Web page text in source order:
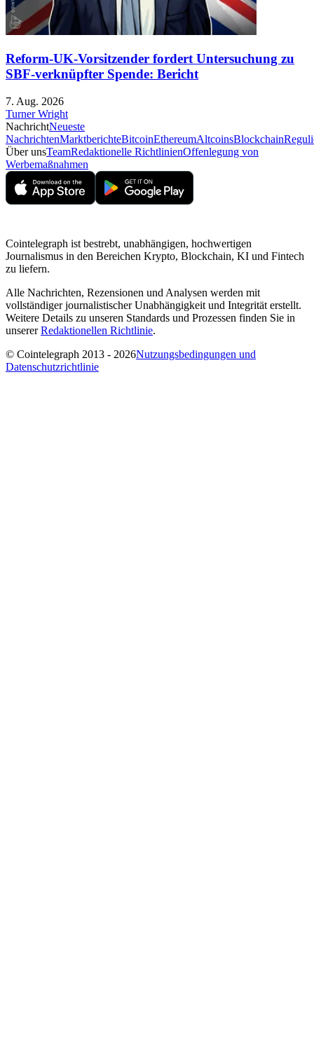
Reform-UK-Vorsitzender fordert Untersuchung zu
SBF-verknüpfter Spende: Bericht
7. Aug. 2026
Turner Wright
NachrichtNeueste
NachrichtenMarktberichteBitcoinEthereumAltcoinsBlockchain
Über unsTeamRedaktionelle RichtlinienOffenlegung von
Werbemaßnahmen
Cointelegraph ist bestrebt, unabhängigen, hochwertigen
Journalismus in den Bereichen Krypto, Blockchain, KI und Fintech
zu liefern.
Alle Nachrichten, Rezensionen und Analysen werden mit
vollständiger journalistischer Unabhängigkeit und Integrität erstellt.
Weitere Details zu unseren Standards und Prozessen finden Sie in
unsererRedaktionellen Richtlinie.
© Cointelegraph 2013 - 2026Nutzungsbedingungen und
Datenschutzrichtlinie